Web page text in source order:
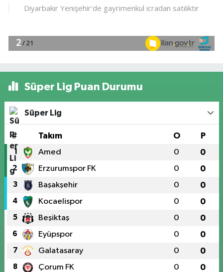
Süper Lig Puan Durumu
Süper Lig
# Takım O P
1 Amed 0 0
2 Erzurumspor FK 0 0
3 Başakşehir 0 0
4 Kocaelispor 0 0
5 Beşiktaş 0 0
6 Eyüpspor 0 0
7 Galatasaray 0 0
8 Çorum FK 0 0